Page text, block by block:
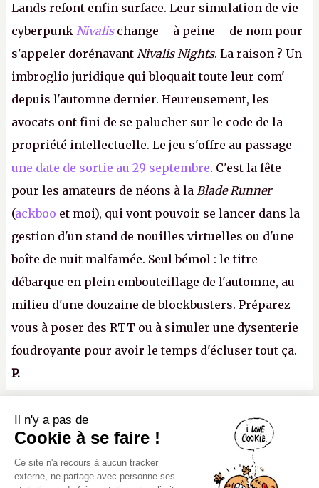
Lands refont enfin surface. Leur simulation de vie
cyberpunk Nivalis change – à peine – de nom pour
s'appeler dorénavant Nivalis Nights. La raison ? Un
imbroglio juridique qui bloquait toute leur com'
depuis l'automne dernier. Heureusement, les
avocats ont fini de se palucher sur le code de la
propriété intellectuelle. Le jeu s'offre au passage
une date de sortie au 29 septembre. C'est la fête
pour les amateurs de néons à la Blade Runner
(ackboo et moi), qui vont pouvoir se lancer dans la
gestion d'un stand de nouilles virtuelles ou d'une
boîte de nuit malfamée. Seul bémol : le titre
débarque en plein embouteillage de l'automne, au
milieu d'une douzaine de blockbusters. Préparez-
vous à poser des RTT ou à simuler une dysenterie
foudroyante pour avoir le temps d'écluser tout ça.
P.
Canard PC
Kiosque numérique
Boutique
Il n'y a pas de
Cookie à se faire !
Ce site n'a recours à aucun tracker
externe, ne partage avec personne ses